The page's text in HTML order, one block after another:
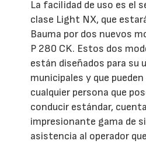
La facilidad de uso es el
clase Light NX, que
Bauma por dos nuevos
P 280 CK. Estos dos
están diseñados para su
municipales y que
cualquier persona que
conducir estándar,
impresionante gama de
asistencia al operador